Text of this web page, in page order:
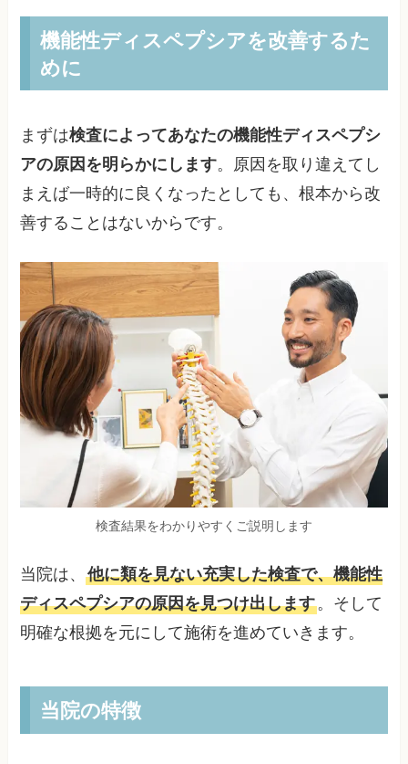
機能性ディスペプシアを改善するた
めに
まずは検査によってあなたの機能性ディスペプシ
アの原因を明らかにします。原因を取り違えてし
まえば一時的に良くなったとしても、根本から改
善することはないからです。
検査結果をわかりやすくご説明します
当院は、他に類を見ない充実した検査で、機能性
ディスペプシアの原因を見つけ出します。そして
明確な根拠を元にして施術を進めていきます。
当院の特徴